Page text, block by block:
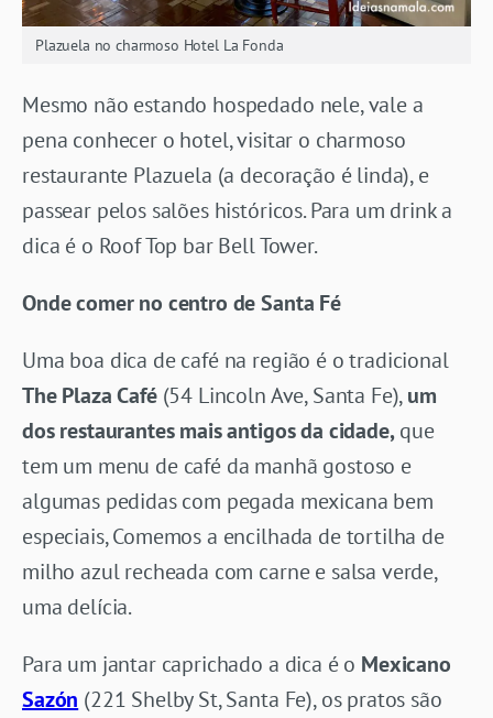
Plazuela no charmoso Hotel La Fonda
Mesmo não estando hospedado nele, vale a
pena conhecer o hotel, visitar o charmoso
restaurante Plazuela (a decoração é linda), e
passear pelos salões históricos. Para um drink a
dica é o Roof Top bar Bell Tower.
Onde comer no centro de Santa Fé
Uma boa dica de café na região é o tradicional
The Plaza Café(54 Lincoln Ave, Santa Fe),um
dos restaurantes mais antigos da cidade,que
tem um menu de café da manhã gostoso e
algumas pedidas com pegada mexicana bem
especiais, Comemos a encilhada de tortilha de
milho azul recheada com carne e salsa verde,
uma delícia.
Para um jantar caprichado a dica é o Mexicano
Sazón (221 Shelby St, Santa Fe), os pratos são